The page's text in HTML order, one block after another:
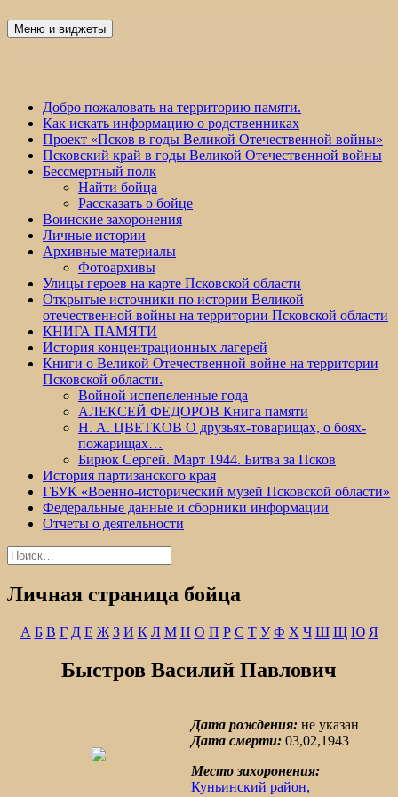
Победа 60
Меню и виджеты
Добро пожаловать на территорию памяти.
Как искать информацию о родственниках
Проект «Псков в годы Великой Отечественной войны»
Псковский край в годы Великой Отечественной войны
Бессмертный полк
Найти бойца
Рассказать о бойце
Воинские захоронения
Личные истории
Архивные материалы
Фотоархивы
Улицы героев на карте Псковской области
Открытые источники по истории Великой
отечественной войны на территории Псковской области
КНИГА ПАМЯТИ
История концентрационных лагерей
Книги о Великой Отечественной войне на территории
Псковской области.
Войной испепеленные года
АЛЕКСЕЙ ФЕДОРОВ Книга памяти
Н. А. ЦВЕТКОВ О друзьях-товарищах, о боях-
пожарищах…
Бирюк Сергей. Март 1944. Битва за Псков
История партизанского края
ГБУК «Военно-исторический музей Псковской области»
Федеральные данные и сборники информации
Отчеты о деятельности
Найти:
Личная страница бойца
А Б В Г Д Е Ж З И К Л М Н О П Р С Т У Ф Х Ч Ш Щ Ю Я
Быстров Василий Павлович
Дата рождения: не указан
Дата смерти: 03,02,1943
Место захоронения:
Куньинский район,